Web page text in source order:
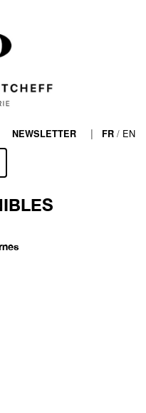
NEWSLETTER | FR / EN